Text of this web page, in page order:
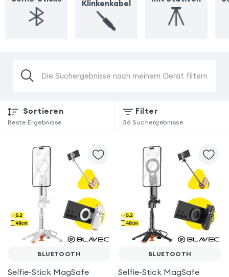
Klinkenkabel
Die Suchergebnisse nach meinem Gerät filtern
Sortieren
Beste Ergebnisse
Filter
36 Suchergebnisse
BLUETOOTH
Selfie-Stick MagSafe
BLUETOOTH
Selfie-Stick MagSafe